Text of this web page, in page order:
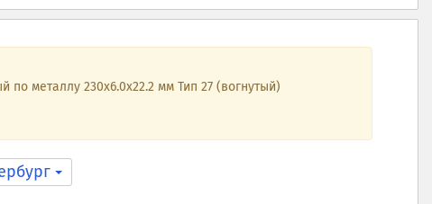
металлу 230х6.0х22.2 мм Тип 27 (вогнутый)